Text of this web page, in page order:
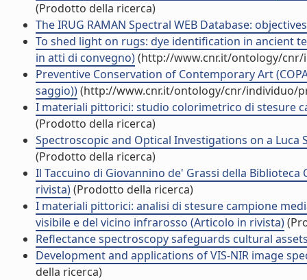
(Prodotto della ricerca)
The IRUG RAMAN Spectral WEB Database:
To shed light on rugs: dye identification in ancient
in atti di convegno)(http://www.cnr.it/ontology/
Preventive Conservation of Contemporary Art
saggio))(http://www.cnr.it/ontology/cnr/individuo/
I materiali pittorici: studio colorimetrico di stesure
(Prodotto della ricerca)
Spectroscopic and Optical Investigations on a
(Prodotto della ricerca)
Il Taccuino di Giovannino de' Grassi della
rivista)(Prodotto della ricerca)
I materiali pittorici: analisi di stesure campione
visibile e del vicino infrarosso (Articolo in rivista)
Reflectance spectroscopy safeguards cultural
Development and applications of VIS-NIR image
della ricerca)